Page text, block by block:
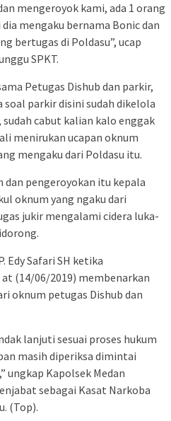
mengeroyok kami, ada 1 orang
mengaku bernama Bonic dan
bertugas di Poldasu”, ucap
SPKT.
Petugas Dishub dan parkir,
parkir disini sudah dikelola
sudah cabut kalian kalo enggak
menirukan ucapan oknum
mengaku dari Poldasu itu.
dan pengeroyokan itu kepala
oknum yang ngaku dari
jukir mengalami cidera luka-
Edy Safari SH ketika
(14/06/2019) membenarkan
oknum petugas Dishub dan
lanjuti sesuai proses hukum
masih diperiksa dimintai
ungkap Kapolsek Medan
sebagai Kasat Narkoba
(Top).